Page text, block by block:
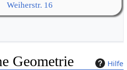
Weiherstr. 16
Hilfe
Geometrie